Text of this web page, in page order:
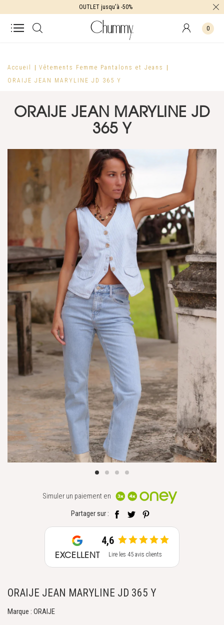
OUTLET jusqu'à -50%
0
Accueil Vêtements Femme Pantalons et Jeans
ORAIJE JEAN MARYLINE JD 365 Y
ORAIJE JEAN MARYLINE JD
365 Y
Simuler un paiement en
Partager sur :
EXCELLENT
4,6
Lire les 45 avis clients
ORAIJE JEAN MARYLINE JD 365 Y
Marque : ORAIJE